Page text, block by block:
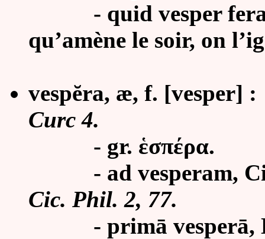
- quid vesper
qu’amène le soir, on
vespĕra, æ, f. [vesper]
Curc 4.
- gr. ἑσπέρα.
- ad vesperam,
Cic. Phil. 2, 77.
- primā vesperā,